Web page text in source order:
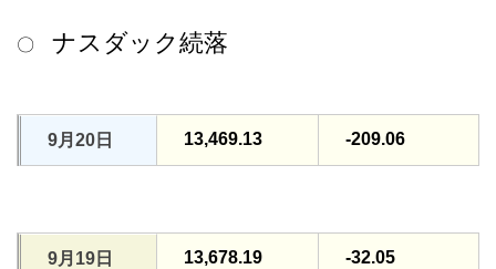
〇 ナスダック続落
9月20日 13,469.13 -209.06
9月19日 13,678.19 -32.05